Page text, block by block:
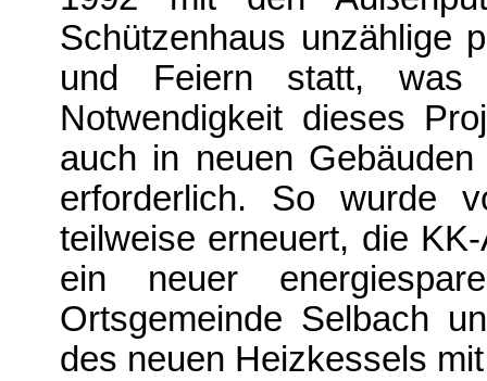
Schützenhaus unzählige
und Feiern statt,
Notwendigkeit dieses
auch in neuen
erforderlich. So wurde
teilweise erneuert, die
ein neuer
Ortsgemeinde Selbach
des neuen Heizkessels